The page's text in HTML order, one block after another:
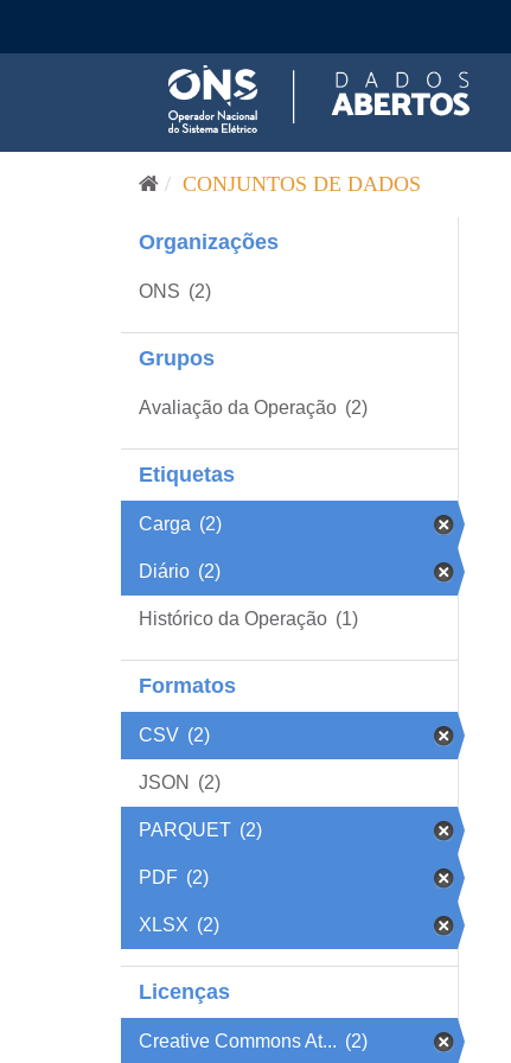
CONJUNTOS DE DADOS
Organizações
ONS (2)
Grupos
Avaliação da Operação (2)
Etiquetas
Carga (2)
Diário (2)
Histórico da Operação (1)
Formatos
CSV (2)
JSON (2)
PARQUET (2)
PDF (2)
XLSX (2)
Licenças
Creative Commons At... (2)